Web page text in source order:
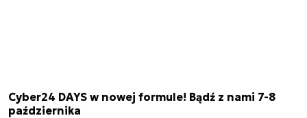
Cyber24 DAYS w nowej formule! Bądź z nami 7-8
października